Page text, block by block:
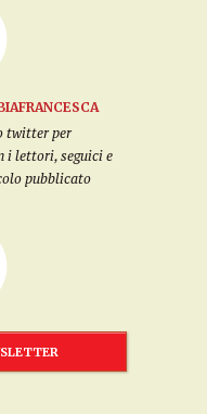
twitter per
i lettori, seguici e
pubblicato